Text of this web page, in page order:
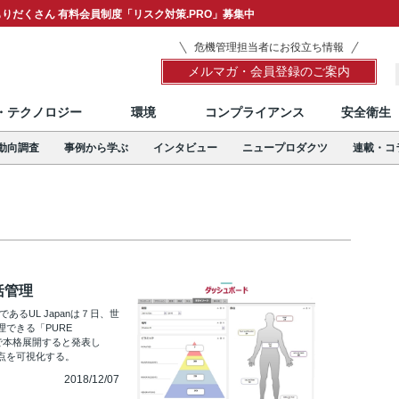
だくさん 有料会員制度「リスク対策.PRO」募集中
危機管理担当者にお役立ち情報
メルマガ・会員登録のご案内
テクノロジー 環境 コンプライアンス 安全衛生
向調査 事例から学ぶ インタビュー ニュープロダクツ 連載・コ
管理
あるUL Japanは７日、世
できる「PURE
格展開すると発表し
可視化する。
2018/12/07